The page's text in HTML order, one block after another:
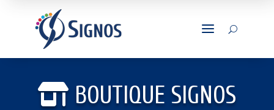
a U
BOUTIQUE SIGNOS